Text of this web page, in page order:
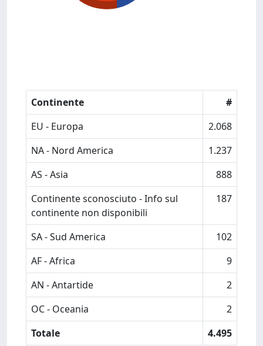
Continente
#
EU - Europa
2.068
NA - Nord America
1.237
AS - Asia
888
Continente sconosciuto - Info sul
continente non disponibili
187
SA - Sud America
102
AF - Africa
9
AN - Antartide
2
OC - Oceania
2
Totale
4.495